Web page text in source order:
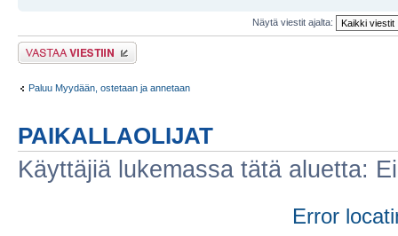
Näytä viestit ajalta:
Lähetä vastaus
Paluu Myydään, ostetaan ja annetaan
PAIKALLAOLIJAT
Käyttäjiä lukemassa tätä aluetta:
Error